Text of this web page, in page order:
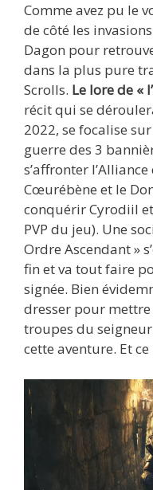
Comme avez pu le
de côté les
Dagon pour
dans la plus pure
Scrolls. Le lore de «
récit qui se
2022, se focalise
guerre des 3
s’affronter
Cœurébène et le
conquérir Cyrodiil
PVP du jeu). Une
Ordre Ascendant »
fin et va tout faire
signée. Bien
dresser pour
troupes du
cette aventure. Et ce